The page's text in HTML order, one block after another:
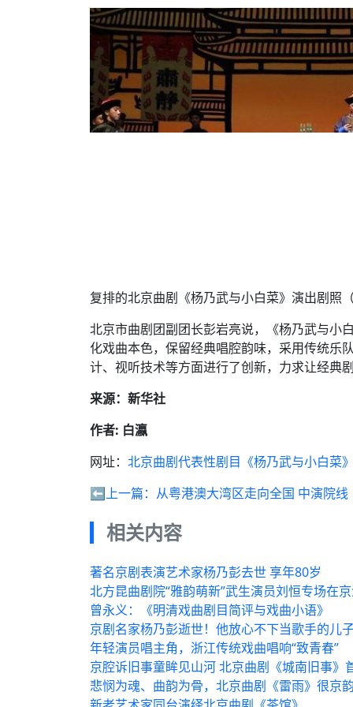
复排的北京曲剧《杨乃武与小白菜》演出剧照
北京市曲剧团副团长彭岩亮说，《杨乃武与小
化戏曲本色，保留经典唱腔韵味，采用传统乐
计、视听技术等方面进行了创新，力求让经典
来源：新华社
作者: 白瀛
网址： 北京曲剧代表性剧目《杨乃武与小白菜
⬅️上一篇： 从粤港澳大湾区走向全国 中演院线
相关内容
著名京剧表演艺术家杨乃彭去世 享年80岁
北方昆曲剧院“雅韵萌新”武生演员刘恒专场在
曾永义：《明清戏曲剧目简评与戏曲小语》
京剧名家杨乃彭逝世！他放心不下当歌手的儿
年轻演员唱主角，浙江传统戏曲唱响“致青春”
京腔诉旧事童眸见山河 北京曲剧《城南旧事》
悲悯为魂、曲韵为骨，北京曲剧《雷雨》很京